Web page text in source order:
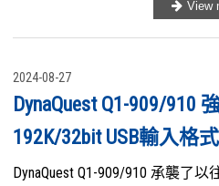
2024-08-27
DynaQuest Q1-909/910
192K/32bit USB輸入格
DynaQuest Q1-909/910 承襲了